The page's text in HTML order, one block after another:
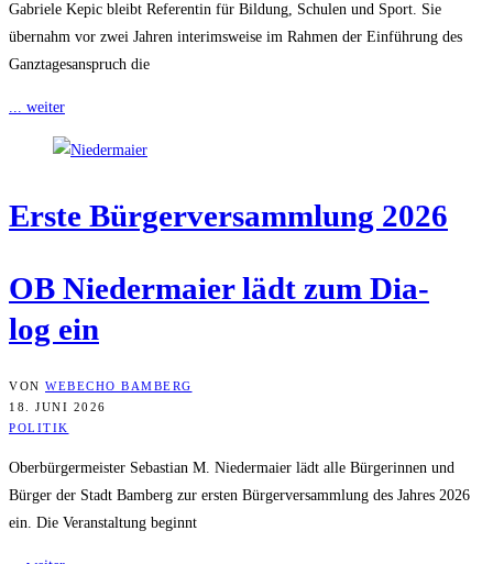
Gabriele Kepic bleibt Referentin für Bildung, Schulen und Sport. Sie
übernahm vor zwei Jahren interimsweise im Rahmen der Einführung des
Ganztagesanspruch die
... weiter
Ers­te Bür­ger­ver­samm­lung 2026
OB Nie­der­mai­er lädt zum Dia­
log ein
VON WEBECHO BAMBERG
18. JUNI 2026
POLITIK
Oberbürgermeister Sebastian M. Niedermaier lädt alle Bürgerinnen und
Bürger der Stadt Bamberg zur ersten Bürgerversammlung des Jahres 2026
ein. Die Veranstaltung beginnt